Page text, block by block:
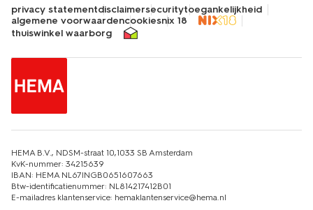
privacy statementdisclaimersecuritytoegankelijkheid
algemene voorwaardencookiesnix 18
thuiswinkel waarborg
HEMA B.V., NDSM-straat 10,1033 SB Amsterdam
KvK-nummer: 34215639
IBAN: HEMA NL67INGB0651607663
Btw-identificatienummer: NL814217412B01
E-mailadres klantenservice: hemaklantenservice@hema.nl